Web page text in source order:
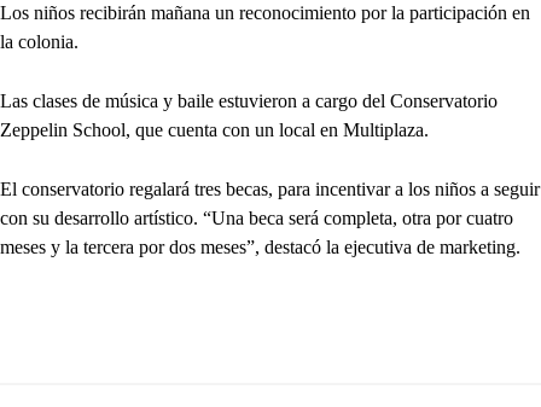
Los niños recibirán mañana un reconocimiento por la participación en
la colonia.
Las clases de música y baile estuvieron a cargo del Conservatorio
Zeppelin School, que cuenta con un local en Multiplaza.
El conservatorio regalará tres becas, para incentivar a los niños a seguir
con su desarrollo artístico. “Una beca será completa, otra por cuatro
meses y la tercera por dos meses”, destacó la ejecutiva de marketing.